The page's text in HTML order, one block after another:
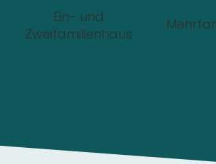
Ein- und
Zweifamilienhaus